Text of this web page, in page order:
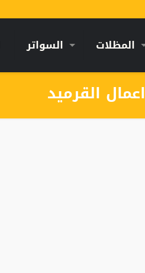
المظلات السواتر
اعمال القرميد